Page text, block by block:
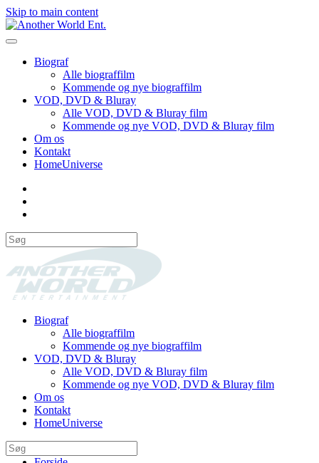
Skip to main content
Biograf
Alle biograffilm
Kommende og nye biograffilm
VOD, DVD & Bluray
Alle VOD, DVD & Bluray film
Kommende og nye VOD, DVD & Bluray film
Om os
Kontakt
HomeUniverse
Biograf
Alle biograffilm
Kommende og nye biograffilm
VOD, DVD & Bluray
Alle VOD, DVD & Bluray film
Kommende og nye VOD, DVD & Bluray film
Om os
Kontakt
HomeUniverse